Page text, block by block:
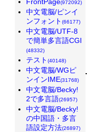
(972092)
中文電脳/ピンイ
ンフォント (66177)
中文電脳/UTF-8
で簡単多言語CGI
(48332)
テスト (40148)
中文電脳/WGピ
ンインIME(31768)
中文電脳/Becky!
2で多言語(26957)
中文電脳/Becky!
の中国語・多言
語設定方法(26897)